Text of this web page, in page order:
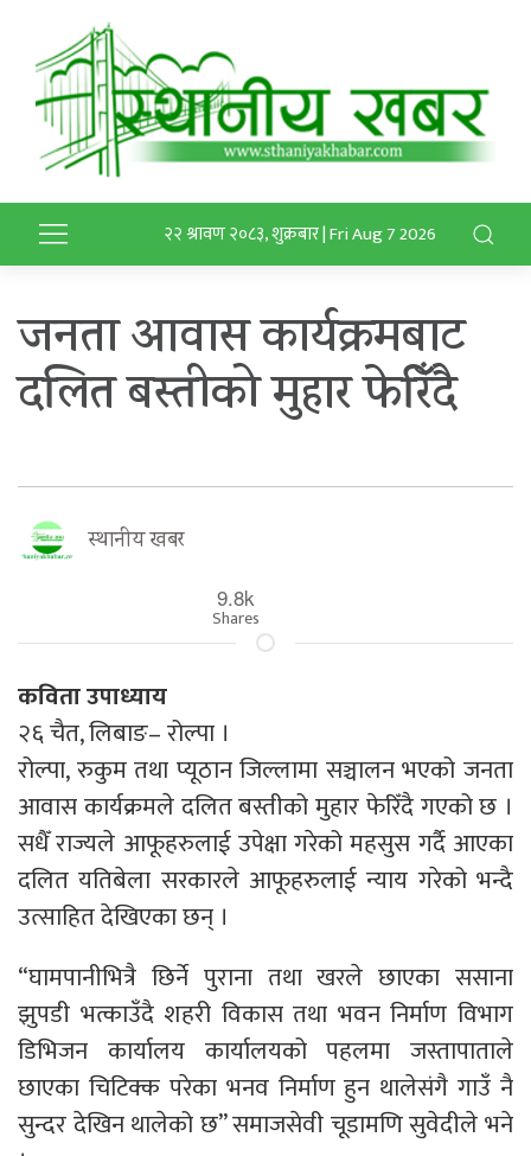
२२ श्रावण २०८३, शुक्रबार | Fri Aug 7 2026
जनता आवास कार्यक्रमबाट
दलित बस्तीको मुहार फेरिँदै
स्थानीय खबर
9.8k
Shares
कविता उपाध्याय
२६ चैत, लिबाङ– रोल्पा ।
रोल्पा, रुकुम तथा प्यूठान जिल्लामा सञ्चालन भएको जनता
आवास कार्यक्रमले दलित बस्तीको मुहार फेरिँदै गएको छ ।
सधैँ राज्यले आफूहरुलाई उपेक्षा गरेको महसुस गर्दै आएका
दलित यतिबेला सरकारले आफूहरुलाई न्याय गरेको भन्दै
उत्साहित देखिएका छन् ।
“घामपानीभित्रै छिर्ने पुराना तथा खरले छाएका ससाना
झुपडी भत्काउँदै शहरी विकास तथा भवन निर्माण विभाग
डिभिजन कार्यालय कार्यालयको पहलमा जस्तापाताले
छाएका चिटिक्क परेका भनव निर्माण हुन थालेसंगै गाउँ नै
सुन्दर देखिन थालेको छ” समाजसेवी चूडामणि सुवेदीले भने